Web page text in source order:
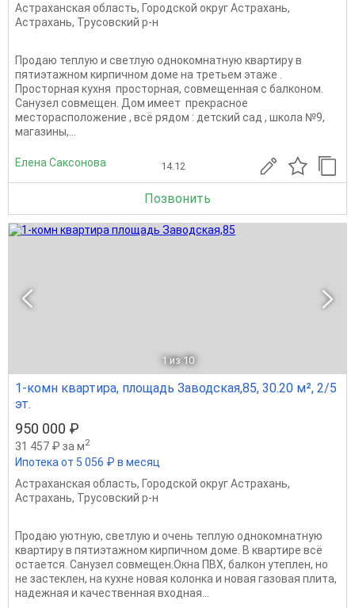
Астраханская область, Городской округ Астрахань,
Астрахань, Трусовский р-н
Продаю теплую и светлую однокомнатную квартиру в
пятиэтажном кирпичном доме на третьем этаже .
Просторная кухня просторная, совмещенная с балконом.
Санузел совмещен. Дом имеет прекрасное
месторасположение , всё рядом : детский сад , школа №9,
магазины,...
Елена Саксонова 14.12
Позвонить
1 из 10
1-комн квартира, площадь Заводская,85, 30.20 м², 2/5
эт.
950 000 ₽
31 457 ₽ за м2
Ипотека от 5 056 ₽ в месяц
Астраханская область, Городской округ Астрахань,
Астрахань, Трусовский р-н
Продаю уютную, светлую и очень теплую однокомнатную
квартиру в пятиэтажном кирпичном доме. В квартире всё
остается. Санузел совмещен.Окна ПВХ, балкон утеплен, но
не застеклен, на кухне новая колонка и новая газовая плита,
надежная и качественная входная...